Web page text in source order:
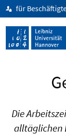
für
Die
alltäglichen